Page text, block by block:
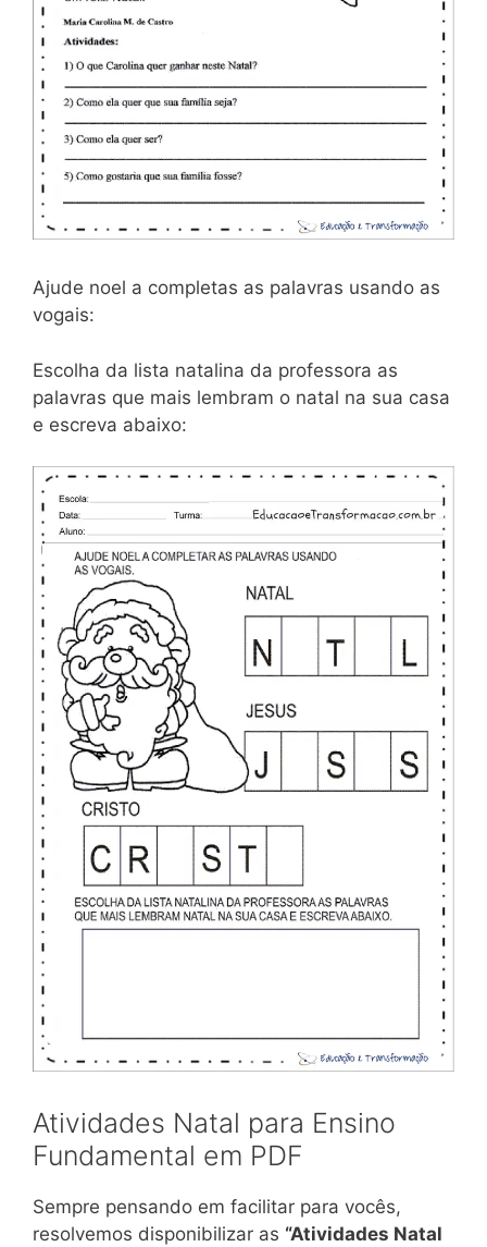
Ajude noel a completas as palavras usando as
vogais:
Escolha da lista natalina da professora as
palavras que mais lembram o natal na sua casa
e escreva abaixo:
Atividades Natal para Ensino
Fundamental em PDF
Sempre pensando em facilitar para vocês,
resolvemos disponibilizar as “Atividades Natal